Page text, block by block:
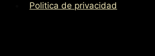
Politica de privacidad